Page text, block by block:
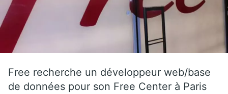
Free recherche un développeur web/base
de données pour son Free Center à Paris